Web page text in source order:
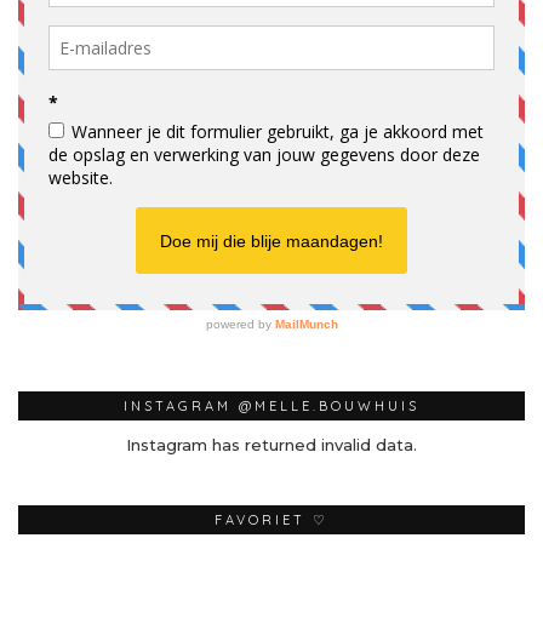
INSTAGRAM @MELLE.BOUWHUIS
Instagram has returned invalid data.
FAVORIET ♡